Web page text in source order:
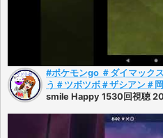
#ポケモンgo ＃ダイマック
う＃ツボツボ＃ザシアン＃
smile Happy 1530回視聴